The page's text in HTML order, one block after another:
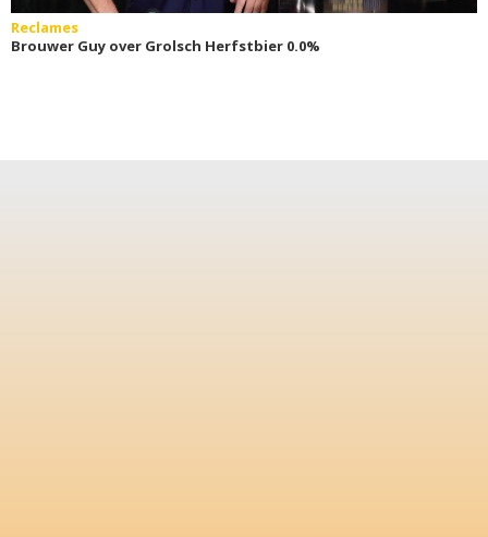
Reclames
Brouwer Guy over Grolsch Herfstbier 0.0%